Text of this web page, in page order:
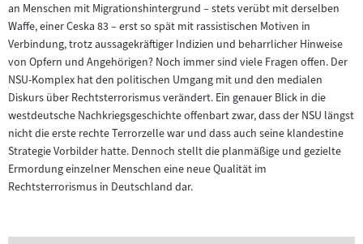
an Menschen mit Migrationshintergrund – stets verübt mit derselben
Waffe, einer Ceska 83 – erst so spät mit rassistischen Motiven in
Verbindung, trotz aussagekräftiger Indizien und beharrlicher Hinweise
von Opfern und Angehörigen? Noch immer sind viele Fragen offen. Der
NSU-Komplex hat den politischen Umgang mit und den medialen
Diskurs über Rechtsterrorismus verändert. Ein genauer Blick in die
westdeutsche Nachkriegsgeschichte offenbart zwar, dass der NSU längst
nicht die erste rechte Terrorzelle war und dass auch seine klandestine
Strategie Vorbilder hatte. Dennoch stellt die planmäßige und gezielte
Ermordung einzelner Menschen eine neue Qualität im
Rechtsterrorismus in Deutschland dar.